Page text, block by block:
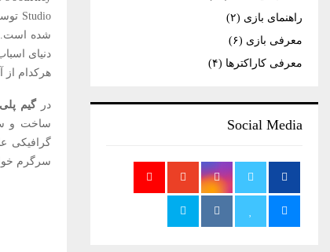
هرکدام از
در گیم پلی
ساخت و
گرافیکی
سرگرم
راهنمای بازی (۲)
معرفی بازی (۶)
معرفی کاراکترها (۴)
Social Media